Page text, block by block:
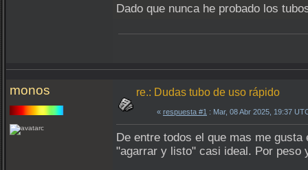
Dado que nunca he probado los
monos re.: Dudas tubo de uso rápido
« respuesta #1 : Mar, 08 Abr 2025, 19:37
De entre todos el que mas me
"agarrar y listo" casi ideal. Por peso